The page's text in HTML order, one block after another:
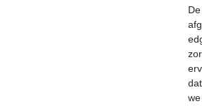
De
dat
we